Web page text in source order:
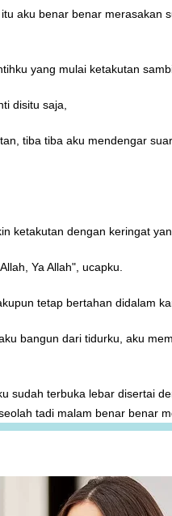
aku benar benar merasakan
yang mulai ketakutan
disitu saja,
tiba tiba aku mendengar
ketakutan dengan keringat
Ya Allah", ucapku.
tetap bertahan didalam
bangun dari tidurku, aku
sudah terbuka lebar disertai
tadi malam benar benar